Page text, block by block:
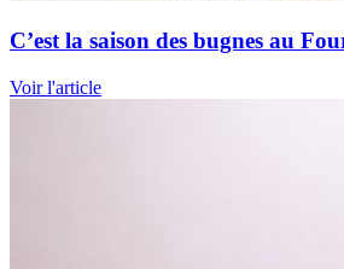
C’est la saison des bugnes au
Voir l'article